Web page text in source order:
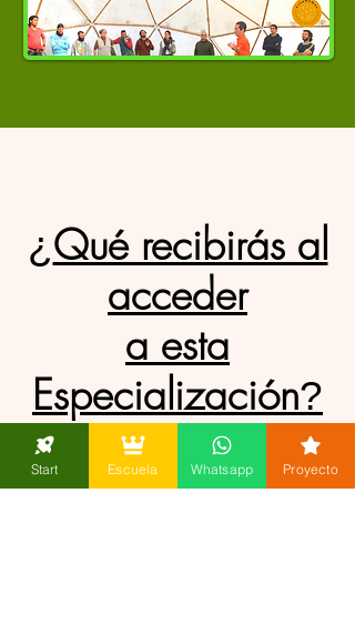
¿Qué recibirás al
acceder
a esta
Especialización?
Start Escuela Whatsapp Proyecto